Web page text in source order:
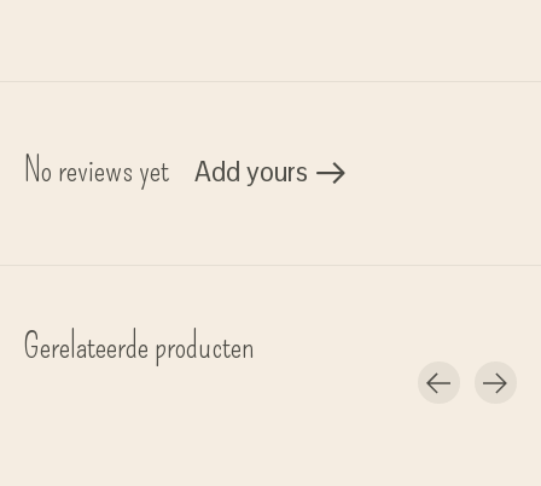
No reviews yet Add yours
Gerelateerde producten